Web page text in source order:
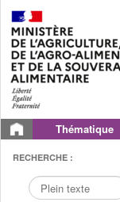
Thématique
RECHERCHE :